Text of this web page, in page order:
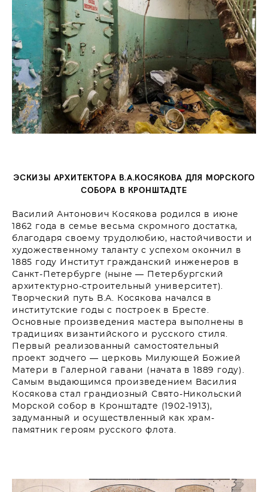
ЭСКИЗЫ АРХИТЕКТОРА В.А.КОСЯКОВА ДЛЯ МОРСКОГО
СОБОРА В КРОНШТАДТЕ
Василий Антонович Косякова родился в июне
1862 года в семье весьма скромного достатка,
благодаря своему трудолюбию, настойчивости и
художественному таланту с успехом окончил в
1885 году Институт гражданский инженеров в
Санкт-Петербурге (ныне — Петербургский
архитектурно-строительный университет).
Творческий путь В.А. Косякова начался в
институтские годы с построек в Бресте.
Основные произведения мастера выполнены в
традициях византийского и русского стиля.
Первый реализованный самостоятельный
проект зодчего — церковь Милующей Божией
Матери в Галерной гавани (начата в 1889 году).
Самым выдающимся произведением Василия
Косякова стал грандиозный Свято-Никольский
Морской собор в Кронштадте (1902-1913),
задуманный и осуществленный как храм-
памятник героям русского флота.